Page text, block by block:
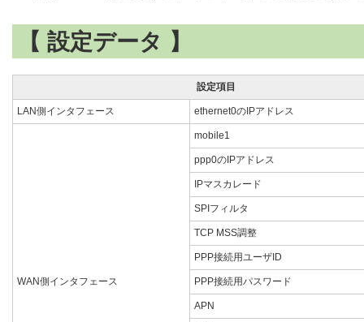
【 設定データ 】
設定項目
LAN側インタフェース ethernet0のIPアドレス
WAN側インタフェース
mobile1
ppp0のIPアドレス
IPマスカレード
SPIフィルタ
TCP MSS調整
PPP接続用ユーザID
PPP接続用パスワード
APN